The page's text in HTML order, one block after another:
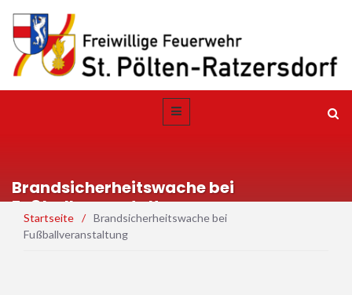
Brandsicherheitswache bei
Fußballveranstaltung
Startseite / Brandsicherheitswache bei
Fußballveranstaltung